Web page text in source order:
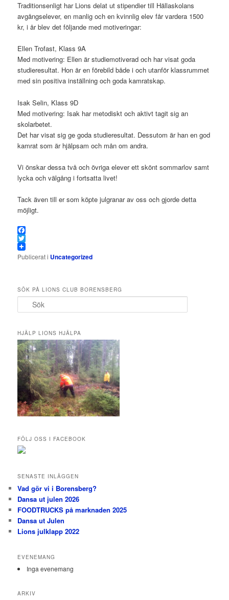
Traditionsenligt har Lions delat ut stipendier till Hällaskolans
avgångselever, en manlig och en kvinnlig elev får vardera 1500
kr, i år blev det följande med motiveringar:
Ellen Trofast, Klass 9A
Med motivering: Ellen är studiemotiverad och har visat goda
studieresultat. Hon är en förebild både i och utanför klassrummet
med sin positiva inställning och goda kamratskap.
Isak Selin, Klass 9D
Med motivering: Isak har metodiskt och aktivt tagit sig an
skolarbetet.
Det har visat sig ge goda studieresultat. Dessutom är han en god
kamrat som är hjälpsam och mån om andra.
Vi önskar dessa två och övriga elever ett skönt sommarlov samt
lycka och välgång i fortsatta livet!
Tack även till er som köpte julgranar av oss och gjorde detta
möjligt.
Facebook
Twitter
Publicerat i Uncategorized
SÖK PÅ LIONS CLUB BORENSBERG
ö
HJÄLP LIONS HJÄLPA
FÖLJ OSS I FACEBOOK
SENASTE INLÄGGEN
Vad gör vi i Borensberg?
Dansa ut julen 2026
FOODTRUCKS på marknaden 2025
Dansa ut Julen
Lions julklapp 2022
EVENEMANG
Inga evenemang
ARKIV